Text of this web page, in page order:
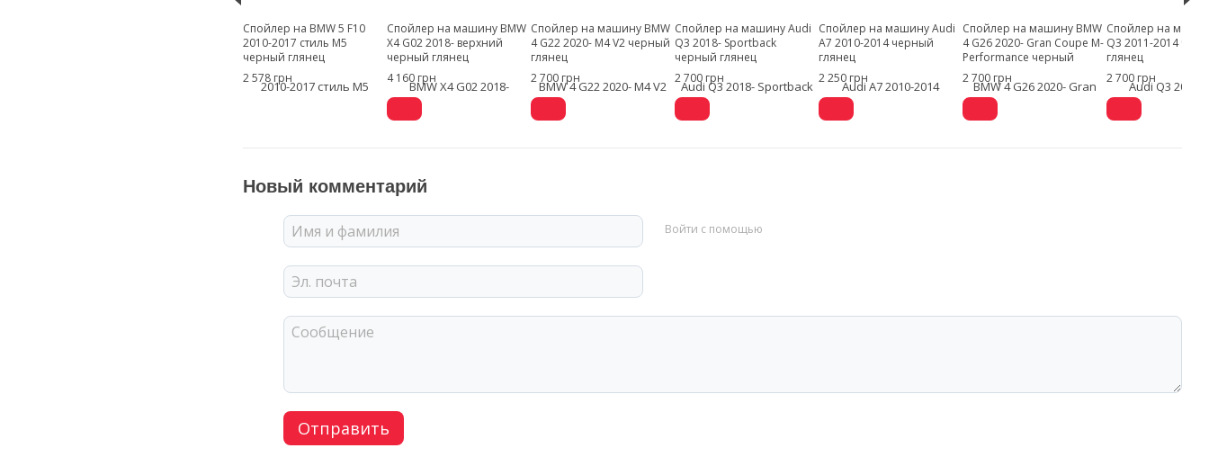
Спойлер на BMW 5 F10
2010-2017 стиль M5
черный глянец
2 578 грн
Спойлер на машину BMW
X4 G02 2018- верхний
черный глянец
4 160 грн
Спойлер на машину BMW
4 G22 2020- M4 V2 черный
глянец
2 700 грн
Спойлер на машину Audi
Q3 2018- Sportback
черный глянец
2 700 грн
Спойлер на машину Audi
A7 2010-2014 черный
глянец
2 250 грн
Спойлер на машину BMW
4 G26 2020- Gran Coupe M-
Performance черный
глянец
2 700 грн
Спойлер на
Q3 2011-2014
глянец
2 700 грн
Новый комментарий
Войти с помощью
Отправить